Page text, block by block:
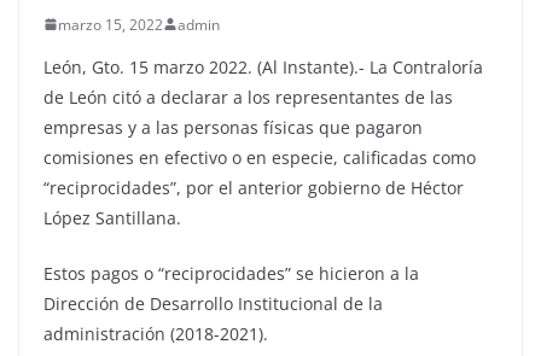
marzo 15, 2022 admin
León, Gto. 15 marzo 2022. (Al Instante).- La Contraloría
de León citó a declarar a los representantes de las
empresas y a las personas físicas que pagaron
comisiones en efectivo o en especie, calificadas como
“reciprocidades”, por el anterior gobierno de Héctor
López Santillana.
Estos pagos o “reciprocidades” se hicieron a la
Dirección de Desarrollo Institucional de la
administración (2018-2021).